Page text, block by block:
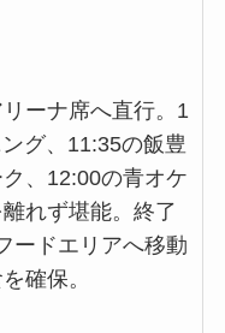
ーナ席へ直行。1
グ、11:35の飯豊
、12:00の青オケ
れず堪能。終了
ードエリアへ移動
確保。